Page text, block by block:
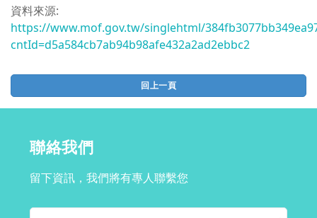
資料來源:
https://www.mof.gov.tw/singlehtml/
cntId=d5a584cb7ab94b98afe432a2ad2ebbc2
回上一頁
聯絡我們
留下資訊，我們將有專人聯繫您